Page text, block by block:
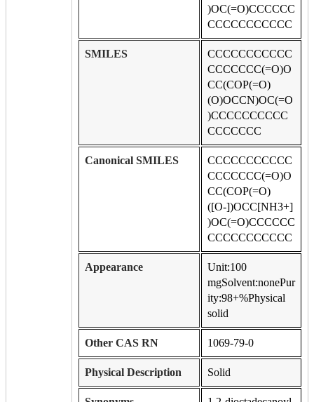
)OC(=O)CCCCCC
CCCCCCCCCCC
SMILES
CCCCCCCCCCC
CCCCCCC(=O)O
CC(COP(=O)
(O)OCCN)OC(=O
)CCCCCCCCCC
CCCCCCC
Canonical SMILES
CCCCCCCCCCC
CCCCCCC(=O)O
CC(COP(=O)
([O-])OCC[NH3+]
)OC(=O)CCCCCC
CCCCCCCCCCC
Appearance
Unit:100
mgSolvent:nonePur
ity:98+%Physical
solid
Other CAS RN 1069-79-0
Physical Description Solid